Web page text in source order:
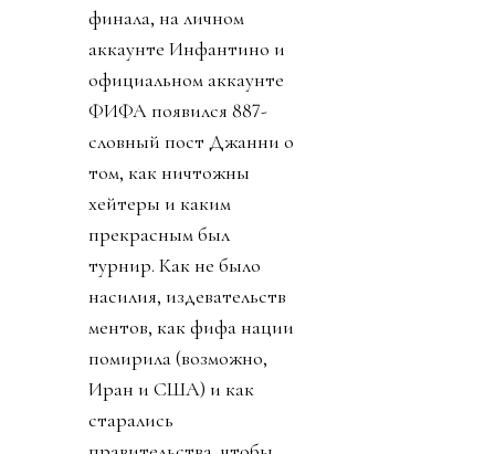
финала, на личном
аккаунте Инфантино и
официальном аккаунте
ФИФА появился 887-
словный пост Джанни о
том, как ничтожны
хейтеры и каким
прекрасным был
турнир. Как не было
насилия, издевательств
ментов, как фифа нации
помирила (возможно,
Иран и США) и как
старались